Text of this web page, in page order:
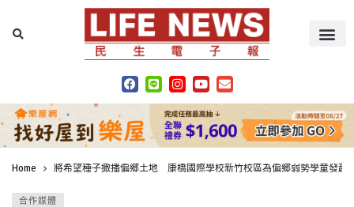
Home 將希望種子撒播偏鄉土地 康橋國際學校新竹校區為偏鄉弱勢學童發起
合作媒體